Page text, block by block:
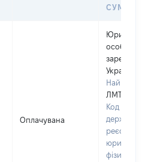
Оплачувана
Юридична
особа,
Україні
ЛМТМО
Код в
реєстрі
фізичних